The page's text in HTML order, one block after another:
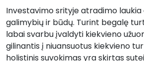
Investavimo srityje atradimo
galimybių ir būdų. Turint begalę
labai svarbu įvaldyti kiekvieno
gilinantis į niuansuotus kiekvieno
holistinis suvokimas yra skirtas